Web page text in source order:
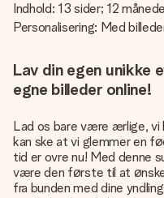
Indhold: 13 sider; 12
Personalisering: Med
Lav din egen unikke
egne billeder online!
Lad os bare være ærlige, vi
kan ske at vi glemmer en
tid er ovre nu! Med denne
være den første til at
fra bunden med dine